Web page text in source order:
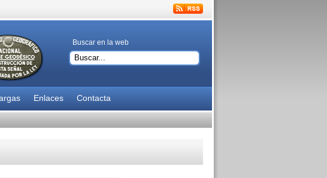
Buscar en la web
Enlaces Contacta